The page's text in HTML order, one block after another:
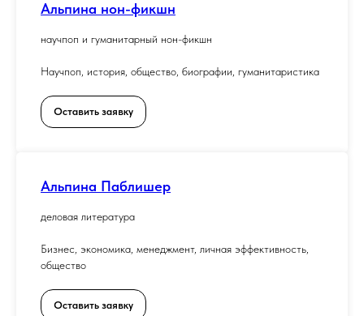
Альпина нон-фикшн
научпоп и гуманитарный нон-фикшн
Научпоп, история, общество, биографии, гуманитаристика
Оставить заявку
Альпина Паблишер
деловая литература
Бизнес, экономика, менеджмент, личная эффективность,
общество
Оставить заявку